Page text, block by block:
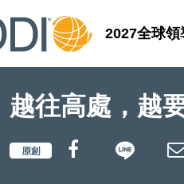
2027全球領
越往高處，越